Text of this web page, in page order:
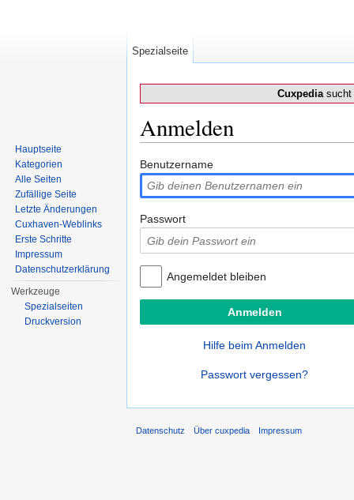
Cuxpediasucht
Anmelden
Benutzername
Passwort
Angemeldet bleiben
Hilfe beim Anmelden
Passwort vergessen?
Spezialseite
Hauptseite
Kategorien
Alle Seiten
Zufällige Seite
Letzte Änderungen
Cuxhaven-Weblinks
Erste Schritte
Impressum
Datenschutzerklärung
Werkzeuge
Spezialseiten
Druckversion
Datenschutz Über cuxpedia Impressum